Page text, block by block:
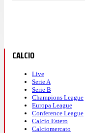
CALCIO
Live
Serie A
Serie B
Champions League
Europa League
Conference League
Calcio Estero
Calciomercato